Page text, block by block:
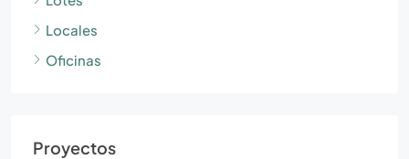
Locales
Oficinas
Proyectos